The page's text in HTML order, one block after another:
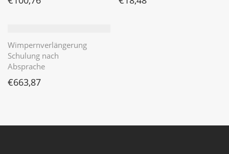
Wimpernverlängerung
Schulung nach
Absprache
€663,87